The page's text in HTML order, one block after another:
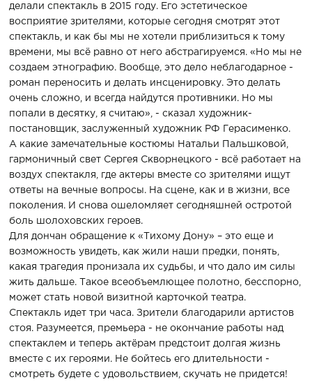
делали спектакль в 2015 году. Его эстетическое
восприятие зрителями, которые сегодня смотрят этот
спектакль, и как бы мы не хотели приблизиться к тому
времени, мы всё равно от него абстрагируемся. «Но мы не
создаем этнографию. Вообще, это дело неблагодарное -
роман переносить и делать инсценировку. Это делать
очень сложно, и всегда найдутся противники. Но мы
попали в десятку, я считаю», - сказал художник-
постановщик, заслуженный художник РФ Герасименко.
А какие замечательные костюмы Натальи Пальшковой,
гармоничный свет Сергея Скворнецкого - всё работает на
воздух спектакля, где актеры вместе со зрителями ищут
ответы на вечные вопросы. На сцене, как и в жизни, все
поколения. И снова ошеломляет сегодняшней остротой
боль шолоховских героев.
Для дончан обращение к «Тихому Дону» – это еще и
возможность увидеть, как жили наши предки, понять,
какая трагедия пронизала их судьбы, и что дало им силы
жить дальше. Такое всеобъемлющее полотно, бесспорно,
может стать новой визитной карточкой театра.
Спектакль идет три часа. Зрители благодарили артистов
стоя. Разумеется, премьера - не окончание работы над
спектаклем и теперь актёрам предстоит долгая жизнь
вместе с их героями. Не бойтесь его длительности -
смотреть будете с удовольствием, скучать не придется!